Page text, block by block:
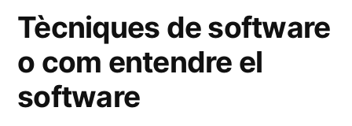
Tècniques de software
o com entendre el
software